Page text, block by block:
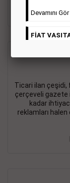
Ticari ilan çeşidi,
çerçeveli gazete
kadar
reklamları
Devamını Gör
FİAT
2.800.000e
BAKIRKÖY